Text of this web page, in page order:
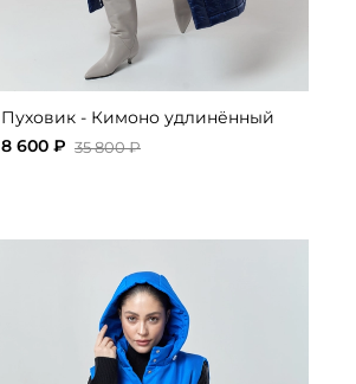
Пуховик - Кимоно удлинённый
8 600 ₽ 35 800 ₽